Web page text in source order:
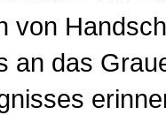
von
an das